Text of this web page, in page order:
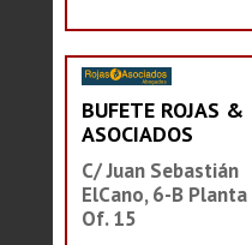
BUFETE ROJAS &
ASOCIADOS
C/ Juan Sebastián
ElCano, 6-B Planta
Of. 15